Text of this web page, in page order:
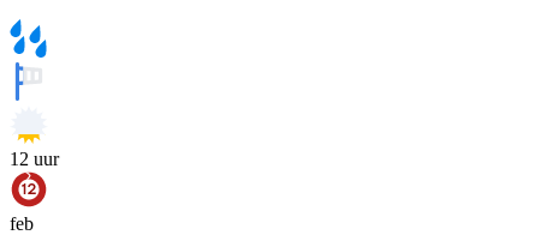
12 uur
feb